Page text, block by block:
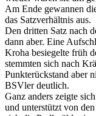
Am Ende gewannen
das Satzverhältnis aus.
Den dritten Satz nach
dann aber. Eine
Kroha besiegelte früh
stemmten sich nach
Punkterückstand aber
BSVler deutlich.
Ganz anders zeigte
und unterstützt von